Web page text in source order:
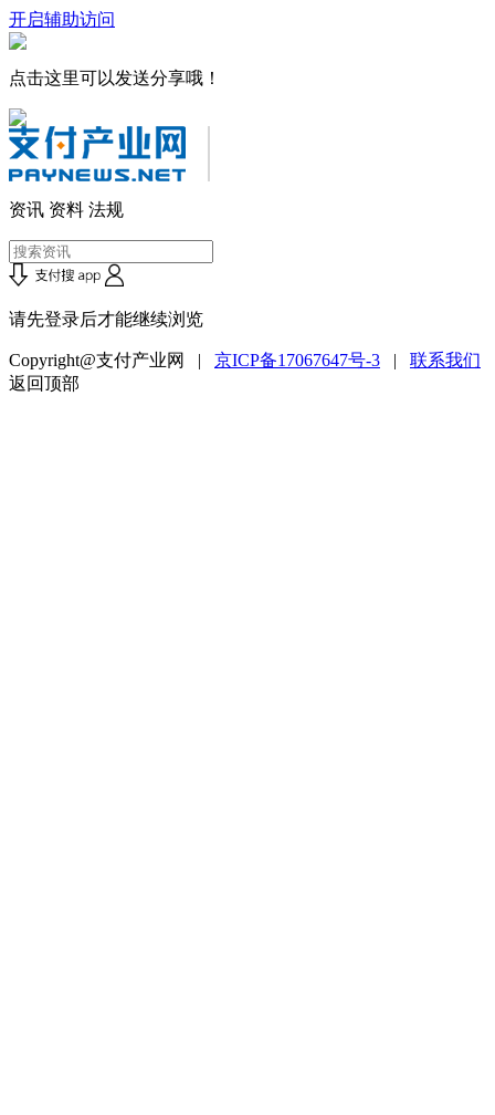
开启辅助访问
点击这里可以发送分享哦！
资讯 资料 法规
请先登录后才能继续浏览
Copyright@支付产业网 | 京ICP备17067647号-3 | 联系我们
返回顶部